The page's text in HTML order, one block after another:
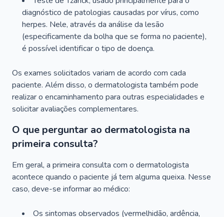
diagnóstico de patologias causadas por vírus, como
herpes. Nele, através da análise da lesão
(especificamente da bolha que se forma no paciente),
é possível identificar o tipo de doença.
Os exames solicitados variam de acordo com cada
paciente. Além disso, o dermatologista também pode
realizar o encaminhamento para outras especialidades e
solicitar avaliações complementares.
O que perguntar ao dermatologista na
primeira consulta?
Em geral, a primeira consulta com o dermatologista
acontece quando o paciente já tem alguma queixa. Nesse
caso, deve-se informar ao médico:
Os sintomas observados (vermelhidão, ardência,